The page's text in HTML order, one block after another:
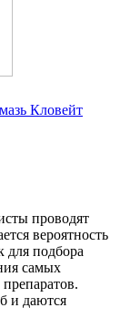
Кловейт
проводят
вероятность
для подбора
самых
и даются